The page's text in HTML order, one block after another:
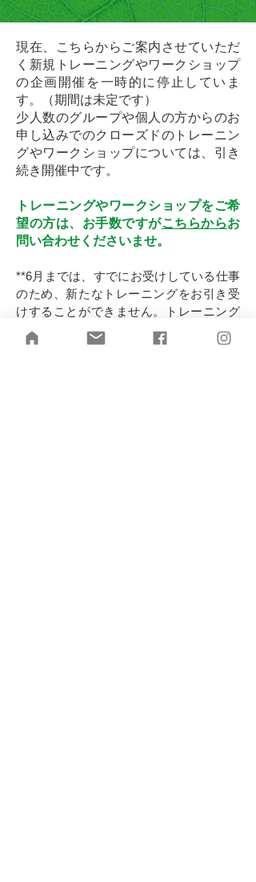
現在、こちらからご案内させていただ
く新規トレーニングやワークショップ
の企画開催を一時的に停止していま
す。（期間は未定です）
少人数のグループや個人の方からのお
申し込みでのクローズドのトレーニン
グやワークショップについては、引き
続き開催中です。
トレーニングやワークショップをご希
望の方は、お手数ですがこちらからお
問い合わせくださいませ。
**6月までは、すでにお受けしている仕事
のため、新たなトレーニングをお引き受
けすることができません。トレーニング
やワークショップ開催をご希望の個人ま
たは団体の方は、8月以降の日程でご検討